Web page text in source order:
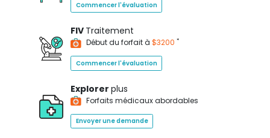
Commencer l'évaluation
FIV Traitement
Début du forfait à $3200 *
Commencer l'évaluation
Explorer plus
Forfaits médicaux abordables
Envoyer une demande